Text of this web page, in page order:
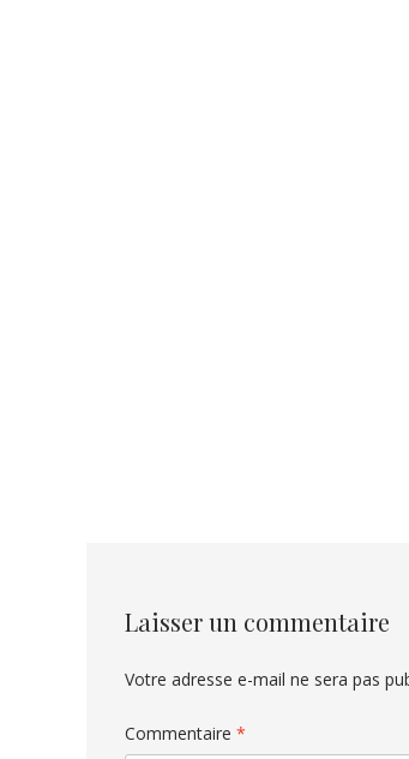
Laisser un commentaire
Votre adresse e-mail ne sera pas
Commentaire *